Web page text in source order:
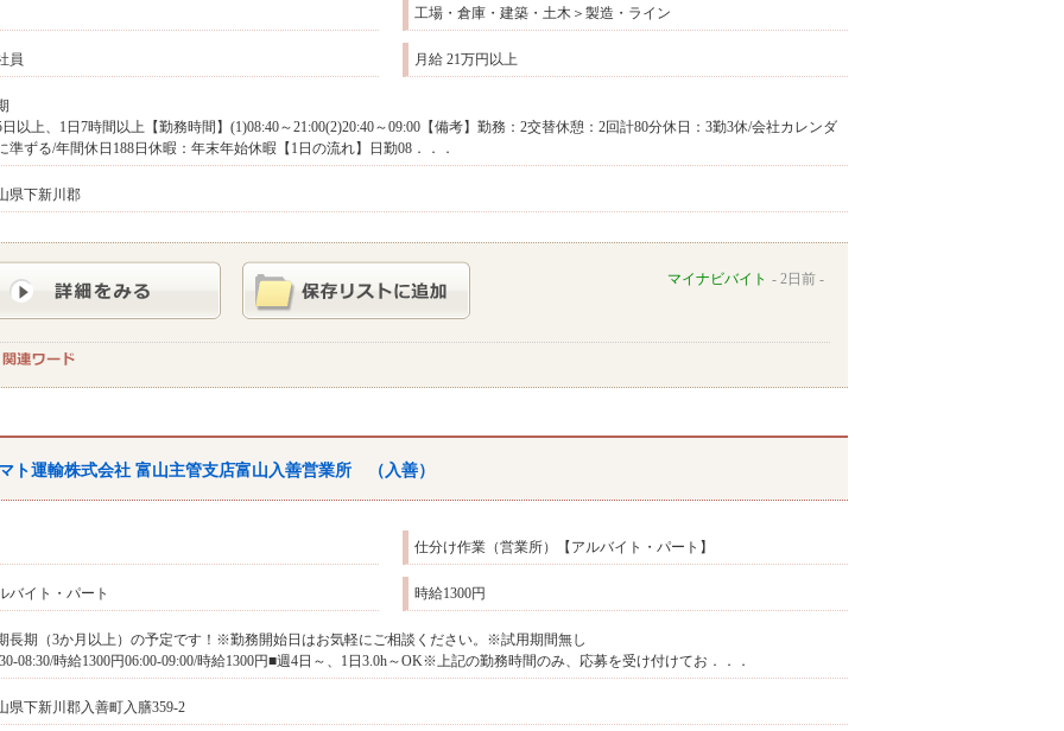
工場・倉庫・建築・土木＞製造・ライン
員 月給 21万円以上
以上、1日7時間以上【勤務時間】(1)08:40～21:00(2)20:40～09:00【備考】勤務：2交替休憩：2回計80分休日：3勤3休/会社カレンダ
準ずる/年間休日188日休暇：年末年始休暇【1日の流れ】日勤08．．．
県下新川郡
マイナビバイト 2日前
ト運輸株式会社 富山主管支店富山入善営業所 （入善）
仕分け作業（営業所）【アルバイト・パート】
バイト・パート 時給1300円
長期（3か月以上）の予定です！※勤務開始日はお気軽にご相談ください。※試用期間無し
08:30/時給1300円06:00-09:00/時給1300円■週4日～、1日3.0h～OK※上記の勤務時間のみ、応募を受け付けてお．．．
県下新川郡入善町入膳359-2